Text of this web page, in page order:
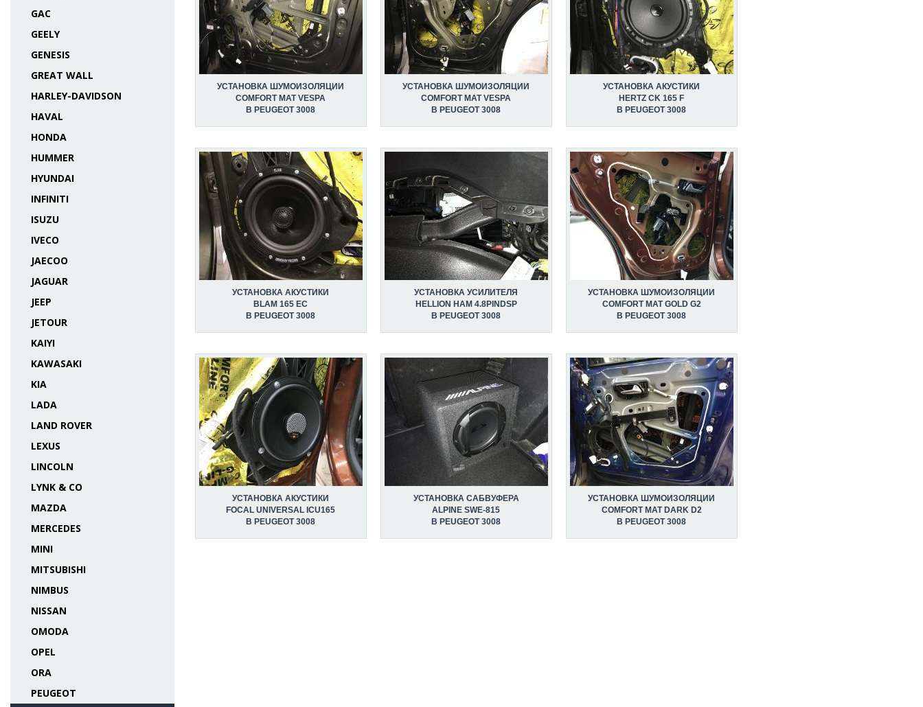
GAC
GEELY
GENESIS
GREAT WALL
HARLEY-DAVIDSON
HAVAL
HONDA
HUMMER
HYUNDAI
INFINITI
ISUZU
IVECO
JAECOO
JAGUAR
JEEP
JETOUR
KAIYI
KAWASAKI
KIA
LADA
LAND ROVER
LEXUS
LINCOLN
LYNK & CO
MAZDA
MERCEDES
MINI
MITSUBISHI
NIMBUS
NISSAN
OMODA
OPEL
ORA
PEUGEOT
УСТАНОВКА ШУМОИЗОЛЯЦИИ
COMFORT MAT VESPA
В PEUGEOT 3008
УСТАНОВКА ШУМОИЗОЛЯЦИИ
COMFORT MAT VESPA
В PEUGEOT 3008
УСТАНОВКА АКУСТИКИ
HERTZ CK 165 F
В PEUGEOT 3008
УСТАНОВКА АКУСТИКИ
BLAM 165 EC
В PEUGEOT 3008
УСТАНОВКА УСИЛИТЕЛЯ
HELLION HAM 4.8PINDSP
В PEUGEOT 3008
УСТАНОВКА ШУМОИЗОЛЯЦИИ
COMFORT MAT GOLD G2
В PEUGEOT 3008
УСТАНОВКА АКУСТИКИ
FOCAL UNIVERSAL ICU165
В PEUGEOT 3008
УСТАНОВКА САБВУФЕРА
ALPINE SWE-815
В PEUGEOT 3008
УСТАНОВКА ШУМОИЗОЛЯЦИИ
COMFORT MAT DARK D2
В PEUGEOT 3008